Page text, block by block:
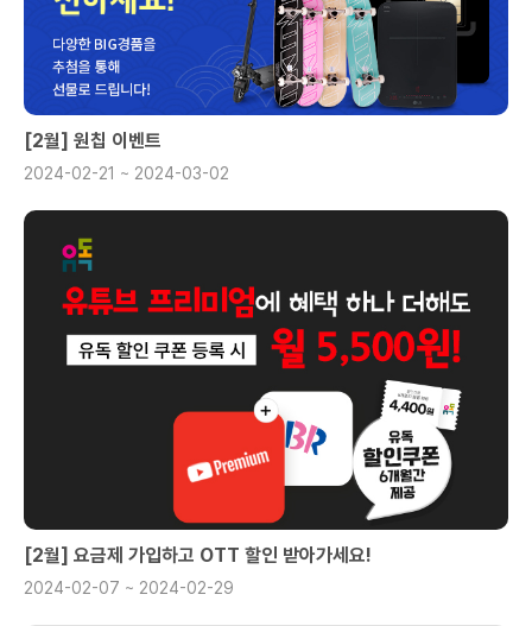
[2월] 원칩 이벤트
2024-02-21 ~ 2024-03-02
[2월] 요금제 가입하고 OTT 할인 받아가세요!
2024-02-07 ~ 2024-02-29